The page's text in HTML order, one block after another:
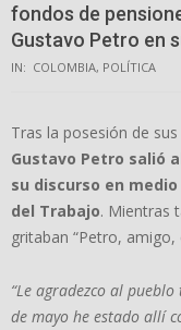
fondos de
Gustavo Petro en
IN: COLOMBIA, POLÍTICA
Tras la posesión de
Gustavo Petro salió
su discurso en
del Trabajo. Mientras
gritaban “Petro,
“Le agradezco al
de mayo he estado allí